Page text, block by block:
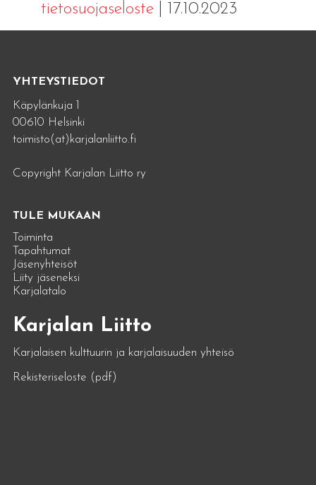
tietosuojaseloste| 17.10.2023
YHTEYSTIEDOT
Käpylänkuja 1
00610 Helsinki
toimisto(at)karjalanliitto.fi
Copyright Karjalan Liitto ry
TULE MUKAAN
Toiminta
Tapahtumat
Jäsenyhteisöt
Liity jäseneksi
Karjalatalo
Karjalan Liitto
Karjalaisen kulttuurin ja karjalaisuuden yhteisö
Rekisteriseloste (pdf)